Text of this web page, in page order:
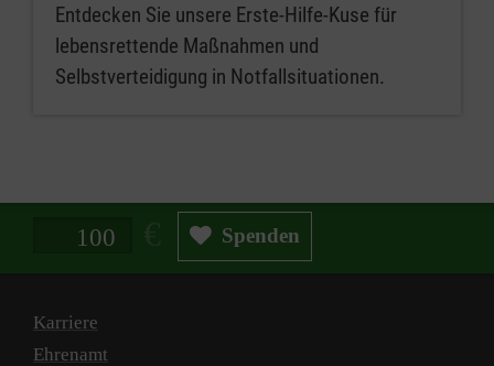
Entdecken Sie unsere Erste-Hilfe-Kuse für
lebensrettende Maßnahmen und
Selbstverteidigung in Notfallsituationen.
Spendenbetrag in Euro Spenden
Karriere
Ehrenamt